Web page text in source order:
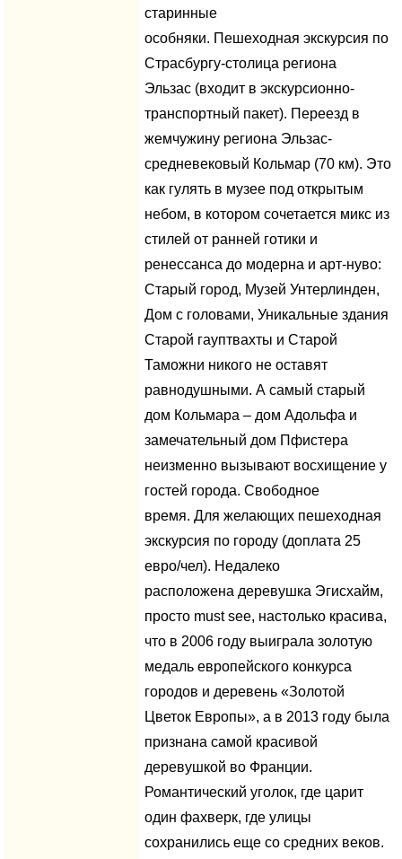
старинные
особняки. Пешеходная экскурсия по
Страсбургу-столица региона
Эльзас (входит в экскурсионно-
транспортный пакет). Переезд в
жемчужину региона Эльзас-
средневековый Кольмар (70 км). Это
как гулять в музее под открытым
небом, в котором сочетается микс из
стилей от ранней готики и
ренессанса до модерна и арт-нуво:
Старый город, Музей Унтерлинден,
Дом с головами, Уникальные здания
Старой гауптвахты и Старой
Таможни никого не оставят
равнодушными. А самый старый
дом Кольмара – дом Адольфа и
замечательный дом Пфистера
неизменно вызывают восхищение у
гостей города. Свободное
время. Для желающих пешеходная
экскурсия по городу (доплата 25
евро/чел). Недалеко
расположена деревушка Эгисхайм,
просто must see, настолько красива,
что в 2006 году выиграла золотую
медаль европейского конкурса
городов и деревень «Золотой
Цветок Европы», а в 2013 году была
признана самой красивой
деревушкой во Франции.
Романтический уголок, где царит
один фахверк, где улицы
сохранились еще со средних веков.